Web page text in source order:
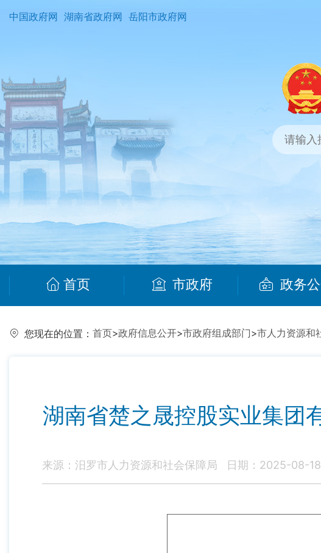
中国政府网 湖南省政府网 岳阳市政府网
首页 市政府 政务
您现在的位置： 首页>政府信息公开>市政府组成部门>市人力资源和
湖南省楚之晟控股实业集团
来源：汨罗市人力资源和社会保障局 日期：2025-08-